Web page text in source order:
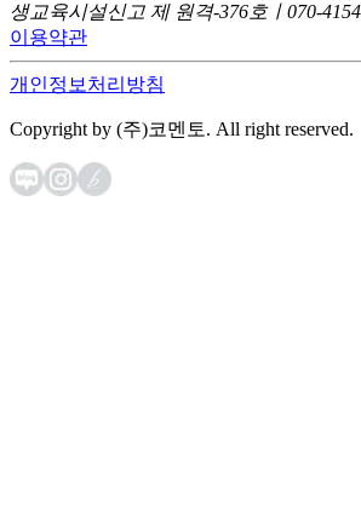
생교육시설신고 제 원격-376호ㅣ070-
이용약관
개인정보처리방침
Copyright by (주)코멘토. All right reserved.